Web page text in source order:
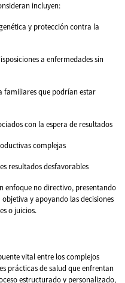
incluyen:
y protección contra la
a enfermedades sin
familiares que podrían estar
con la espera de resultados
complejas
resultados desfavorables
enfoque no directivo, presentando
y apoyando las decisiones
o juicios.
vital entre los complejos
prácticas de salud que enfrentan
estructurado y personalizado,